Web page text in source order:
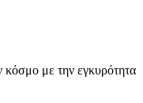
κόσμο με την εγκυρότητα